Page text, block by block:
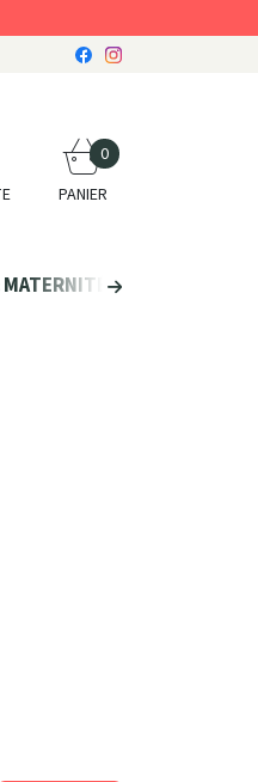
PANIER
0